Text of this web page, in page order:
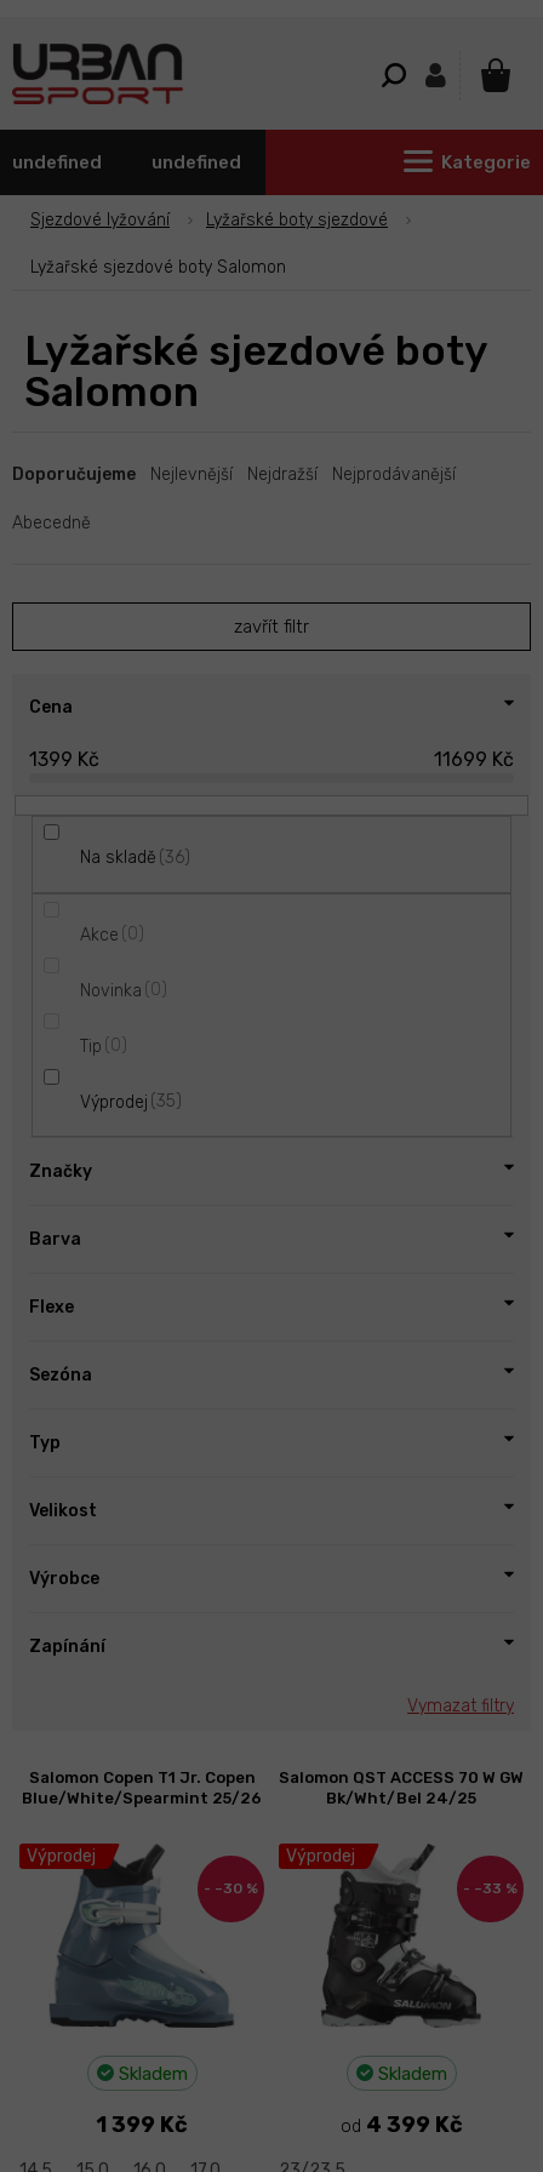
undefined undefined Kategorie
Sjezdové lyžování Lyžařské boty sjezdové
Lyžařské sjezdové boty Salomon
Lyžařské sjezdové boty
Salomon
a
e
p
o
Doporučujeme Nejlevnější Nejdražší Nejprodávanější
Abecedně
zavřít filtr
Cena
1399 Kč 11699 Kč
Na skladě 36
Akce 0
Novinka 0
Tip 0
Výprodej 35
Značky
Barva
Flexe
Sezóna
Typ
Velikost
Výrobce
Zapínání
Vymazat filtry
ý
s
Výprodej
–30 %
Salomon Copen T1 Jr. Copen
Blue/White/Spearmint 25/26
Skladem
1 399 Kč
Výprodej
–33 %
Salomon QST ACCESS 70 W GW
Bk/Wht/Bel 24/25
Skladem
od 4 399 Kč